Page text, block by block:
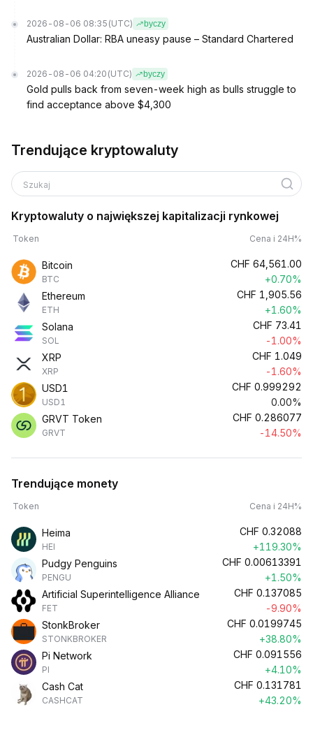
2026-08-06 08:35 (UTC) byczy
Australian Dollar: RBA uneasy pause – Standard Chartered
2026-08-06 04:20 (UTC) byczy
Gold pulls back from seven-week high as bulls struggle to
find acceptance above $4,300
Trendujące kryptowaluty
Szukaj
Kryptowaluty o największej kapitalizacji rynkowej
Token Cena i 24H%
Bitcoin
BTC
CHF 64,561.00
+0.70%
Ethereum
ETH
CHF 1,905.56
+1.60%
Solana
SOL
CHF 73.41
-1.00%
XRP
XRP
CHF 1.049
-1.60%
USD1
USD1
CHF 0.999292
0.00%
GRVT Token
GRVT
CHF 0.286077
-14.50%
Trendujące monety
Token Cena i 24H%
Heima
HEI
CHF 0.32088
+119.30%
Pudgy Penguins
PENGU
CHF 0.00613391
+1.50%
Artificial Superintelligence Alliance
FET
CHF 0.137085
-9.90%
StonkBroker
STONKBROKER
CHF 0.0199745
+38.80%
Pi Network
PI
CHF 0.091556
+4.10%
Cash Cat
CASHCAT
CHF 0.131781
+43.20%